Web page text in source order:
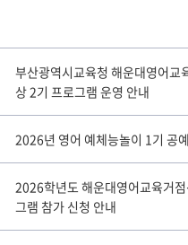
부산광역시교육청 해운대영어
상 2기 프로그램 운영 안내
2026년 영어 예체능놀이 1기 공
2026학년도 해운대영어교육거
그램 참가 신청 안내